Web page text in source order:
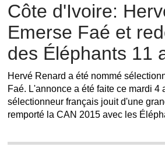
Côte d'Ivoire:
Emerse Faé et
des Éléphants 11
CAN 2015
Hervé Renard a été nommé
Faé. L'annonce a été faite ce mardi
sélectionneur français jouit d'une
remporté la CAN 2015 avec les
du LOSC, dans le Nord de la